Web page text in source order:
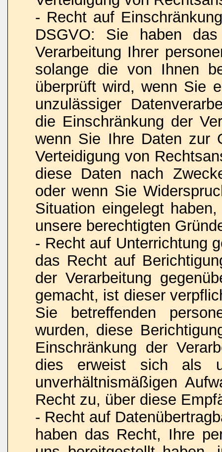
- Recht auf
DSGVO: Sie haben
Verarbeitung Ihrer
solange die von Ihnen
überprüft wird, wenn Sie
unzulässiger
die Einschränkung der
wenn Sie Ihre Daten zur
Verteidigung von
diese Daten nach
oder wenn Sie
Situation eingelegt
unsere berechtigten
- Recht auf Unterrichtung
das Recht auf
der Verarbeitung
gemacht, ist dieser
Sie betreffenden
wurden, diese
Einschränkung der
dies erweist sich als
unverhältnismäßigen
Recht zu, über diese
- Recht auf
haben das Recht, Ihre